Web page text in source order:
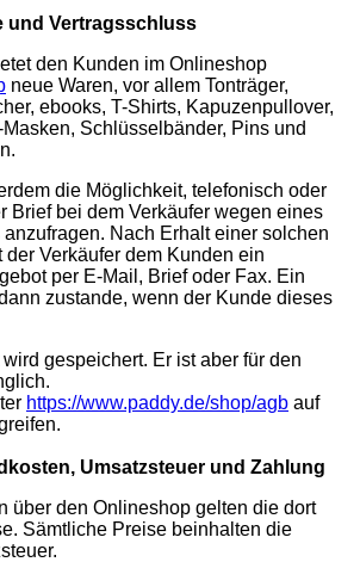
und Vertragsschluss
den Kunden im Onlineshop
neue Waren, vor allem Tonträger,
ebooks, T-Shirts, Kapuzenpullover,
Schlüsselbänder, Pins und
die Möglichkeit, telefonisch oder
Brief bei dem Verkäufer wegen eines
anzufragen. Nach Erhalt einer solchen
Verkäufer dem Kunden ein
per E-Mail, Brief oder Fax. Ein
zustande, wenn der Kunde dieses
gespeichert. Er ist aber für den
https://www.paddy.de/shop/agb auf
Umsatzsteuer und Zahlung
über den Onlineshop gelten die dort
Sämtliche Preise beinhalten die